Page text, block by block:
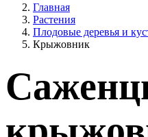
Главная
Растения
Плодовые деревья и
Крыжовник